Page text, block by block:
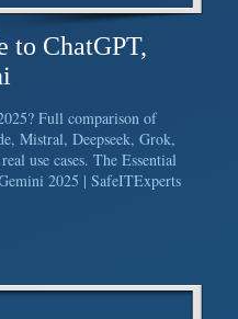
to ChatGPT,
Full comparison of
Mistral, Deepseek, Grok,
use cases. The Essential
2025 | SafeITExperts